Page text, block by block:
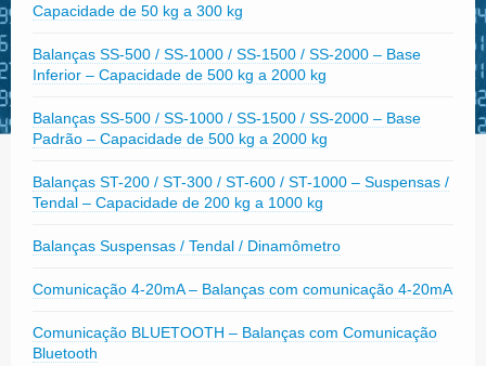
Capacidade de 50 kg a 300 kg
Balanças SS-500 / SS-1000 / SS-1500 / SS-2000 – Base
Inferior – Capacidade de 500 kg a 2000 kg
Balanças SS-500 / SS-1000 / SS-1500 / SS-2000 – Base
Padrão – Capacidade de 500 kg a 2000 kg
Balanças ST-200 / ST-300 / ST-600 / ST-1000 – Suspensas /
Tendal – Capacidade de 200 kg a 1000 kg
Balanças Suspensas / Tendal / Dinamômetro
Comunicação 4-20mA – Balanças com comunicação 4-20mA
Comunicação BLUETOOTH – Balanças com Comunicação
Bluetooth